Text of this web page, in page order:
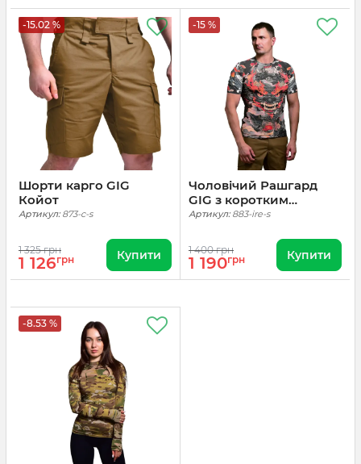
-15.02 %
Шорти карго GIG
Койот
Артикул:873-c-s
1 325 грн
1 126грн Купити
-15 %
Чоловічий Рашгард
GIG з коротким
рукавом. Irezumi
Артикул:883-ire-s
1 400 грн
1 190грн Купити
-8.53 %